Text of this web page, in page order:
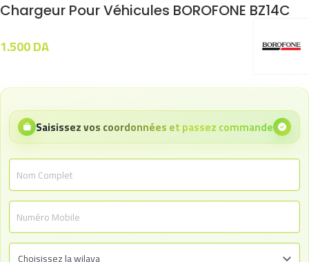
Chargeur Pour Véhicules BOROFONE BZ14C
1.500DA
Saisissez vos coordonnées et passez commande